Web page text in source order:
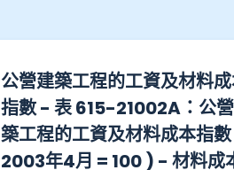
公營建築工程的工資及材料
指數 - 表 615-21002A：公
築工程的工資及材料成本指
2003年4月 = 100 ) - 材料成